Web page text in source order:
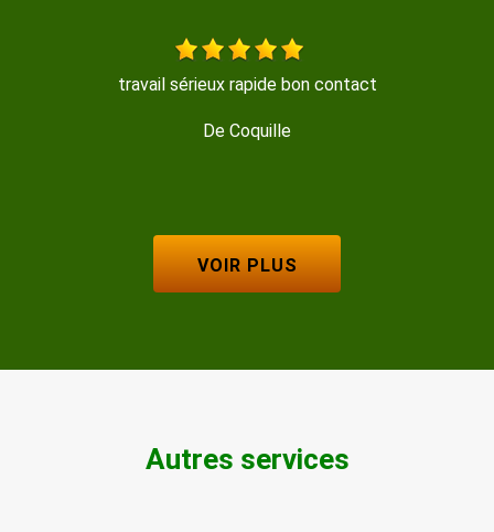
travail sérieux rapide bon contact
De Coquille
VOIR PLUS
Autres services